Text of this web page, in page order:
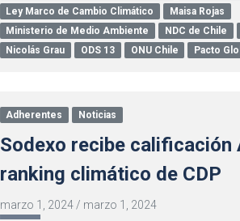
Ley Marco de Cambio Climático
Maisa Rojas
Ministerio de Medio Ambiente
NDC de Chile
Nicolás Grau
ODS 13 ONU Chile Pacto
Adherentes Noticias
Sodexo recibe calificación
ranking climático de CDP
marzo 1, 2024 / marzo 1, 2024